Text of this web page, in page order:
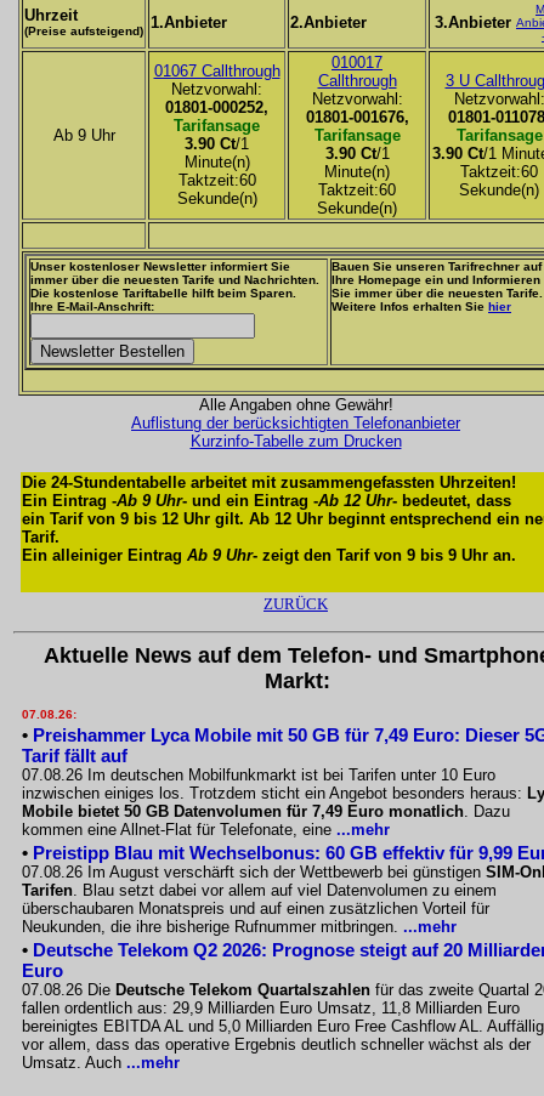
Uhrzeit
(Preise aufsteigend) 1.Anbieter 2.Anbieter 3.Anbieter
Ab 9 Uhr
01067 Callthrough
Netzvorwahl:
01801-000252,
Tarifansage
3.90 Ct/1
Minute(n)
Taktzeit:60
Sekunde(n)
010017
Callthrough
Netzvorwahl:
01801-001676,
Tarifansage
3.90 Ct/1
Minute(n)
Taktzeit:60
Sekunde(n)
3 U
Netzvorwahl:
01801-
Tarifansage
3.90 Ct/1
Taktzeit:60
Sekunde(n)
Unser kostenloser Newsletter informiert Sie
immer über die neuesten Tarife und Nachrichten.
Die kostenlose Tariftabelle hilft beim Sparen.
Ihre E-Mail-Anschrift:
Bauen Sie unseren Tarifrechner auf
Ihre Homepage ein und Informieren
Sie immer über die neuesten Tarife.
Weitere Infos erhalten Sie hier
Alle Angaben ohne Gewähr!
Auflistung der berücksichtigten Telefonanbieter
Kurzinfo-Tabelle zum Drucken
Die 24-Stundentabelle arbeitet mit zusammengefassten Uhrzeiten!
Ein Eintrag -Ab 9 Uhr- und ein Eintrag -Ab 12 Uhr- bedeutet, dass
ein Tarif von 9 bis 12 Uhr gilt. Ab 12 Uhr beginnt entsprechend ein
Tarif.
Ein alleiniger Eintrag Ab 9 Uhr- zeigt den Tarif von 9 bis 9 Uhr an.
ZURÜCK
Aktuelle News auf dem Telefon- und
Markt:
07.08.26:
• Preishammer Lyca Mobile mit 50 GB für 7,49 Euro: Dieser
Tarif fällt auf
07.08.26 Im deutschen Mobilfunkmarkt ist bei Tarifen unter 10 Euro
inzwischen einiges los. Trotzdem sticht ein Angebot besonders heraus:
Mobile bietet 50 GB Datenvolumen für 7,49 Euro monatlich. Dazu
kommen eine Allnet-Flat für Telefonate, eine ...mehr
• Preistipp Blau mit Wechselbonus: 60 GB effektiv für 9,99
07.08.26 Im August verschärft sich der Wettbewerb bei günstigen SIM-
Tarifen. Blau setzt dabei vor allem auf viel Datenvolumen zu einem
überschaubaren Monatspreis und auf einen zusätzlichen Vorteil für
Neukunden, die ihre bisherige Rufnummer mitbringen. ...mehr
• Deutsche Telekom Q2 2026: Prognose steigt auf 20
Euro
07.08.26 Die Deutsche Telekom Quartalszahlen für das zweite Quartal
fallen ordentlich aus: 29,9 Milliarden Euro Umsatz, 11,8 Milliarden Euro
bereinigtes EBITDA AL und 5,0 Milliarden Euro Free Cashflow AL.
vor allem, dass das operative Ergebnis deutlich schneller wächst als der
Umsatz. Auch ...mehr